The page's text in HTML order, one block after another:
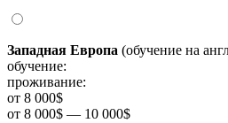
Западная Европа (обучение на
обучение:
проживание:
от 8 000$
от 8 000$ — 10 000$